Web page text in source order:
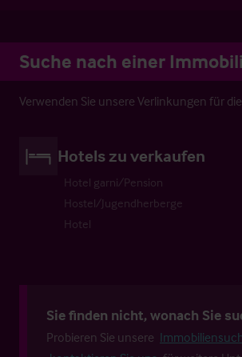
Suche nach einer
Verwenden Sie unsere Verlinkungen für
Hotels zu verkaufen
Hotel garni/Pension
Hostel/Jugendherberge
Hotel
Sie finden nicht, wonach Sie
Probieren Sie unsere